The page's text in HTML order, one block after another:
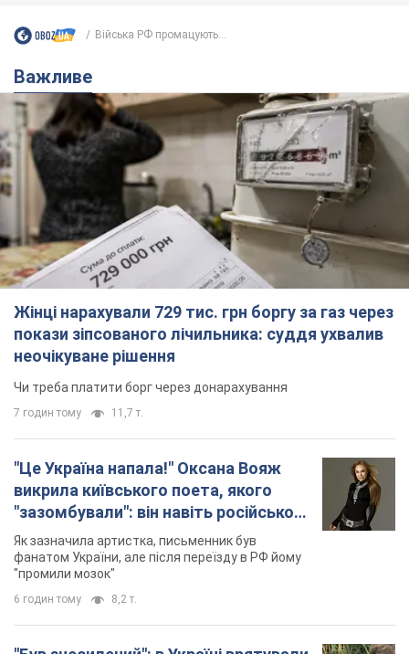
Жінці нарахували 729 тис. грн боргу за газ через
покази зіпсованого лічильника: суддя ухвалив
неочікуване рішення
Чи треба платити борг через донарахування
7 годин тому 11,7 т.
"Це Україна напала!" Оксана Вояж
викрила київського поета, якого
"зазомбували": він навіть російської
не знав, а тепер хоче геноциду
Як зазначила артистка, письменник був
"промили мозок"
6 годин тому 8,2 т.
"Був знесилений": в Україні врятували
пораненого грифа, який обрав для
себе нетиповий маршрут. Фото
Травмованого птаха виявили на межі Київщині
та Черкащини